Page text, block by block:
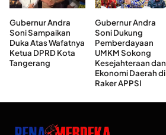
Gubernur Andra
Soni Sampaikan
Duka Atas Wafatnya
Ketua DPRD Kota
Tangerang
Gubernur Andra
Soni Dukung
Pemberdayaan
UMKM Sokong
Kesejahteraan dan
Ekonomi Daerah di
Raker APPSI